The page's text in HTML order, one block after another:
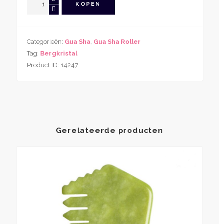
Bergkristal
Bloem
aantal
KOPEN
Categorieën: Gua Sha, Gua Sha Roller
Tag: Bergkristal
Product ID: 14247
Gerelateerde producten